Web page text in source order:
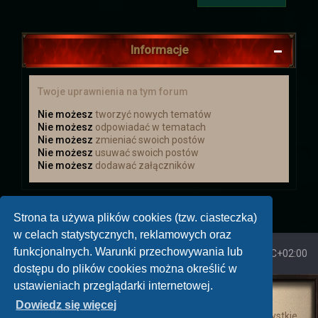
Strona ta używa plików cookies (tzw. ciasteczka)
w celach statystycznych, reklamowych oraz
funkcjonalnych. Warunki przechowywania lub
dostępu do plików cookies można określić w
ustawieniach przeglądarki internetowej.
Dowiedz się więcej
Wydarzenie w dalekiej krainie zostało
ukończone. Postaci wróciły z nagrodami.
Niestety wiedza o tym co się tam
zaczęło dziać jest poza wiedzą
większości z nich.
Aktualizacja
Zapraszamy do Aktualizacji
kilka rzeczy
Świąteczna uczta
Zapraszamy Wszystkich na Świąteczną
Ucztę, która odbędzie się od 20 grudnia
do 9 stycznia. Więcej informacji
znajdziecie więcej :)
Informacje
Twoje uprawnienia na tym forum
Nie możesz tworzyć nowych tematów
Nie możesz odpowiadać w tematach
Nie możesz zmieniać swoich postów
Nie możesz usuwać swoich postów
Nie możesz dodawać załączników
Strona główna Strefa czasowa UTC+02:00
Wizard's World: Nowe Pokolenia
Świat fantasy • Wilkołaki • Magia • Przygoda Grafiki i wszystkie